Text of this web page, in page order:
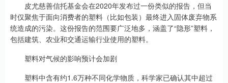
皮尤慈善信托基金会在2020年发布过一份类似的报告，但当
时仅聚焦于面向消费者的塑料（比如包装）最终进入固体废弃物系
统造成的污染。这份报告的范围要广泛地多，涵盖了“隐形”塑料，
包括建筑、农业和交通运输行业使用的塑料。
塑料对气候的影响预计会加剧
塑料中含有约1.6万种不同化学物质，科学家已确认其中超过